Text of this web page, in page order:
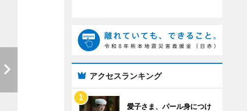
アクセスランキング
愛子さま、パール身につけ